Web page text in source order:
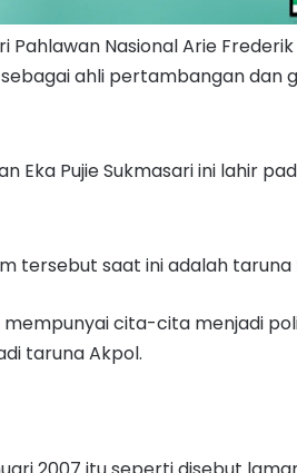
Pahlawan Nasional Arie
ahli pertambangan dan
Eka Pujie Sukmasari ini lahir
tersebut saat ini adalah
cita-cita menjadi
taruna Akpol.